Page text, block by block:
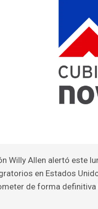
Willy Allen alertó este
en Estados
de forma